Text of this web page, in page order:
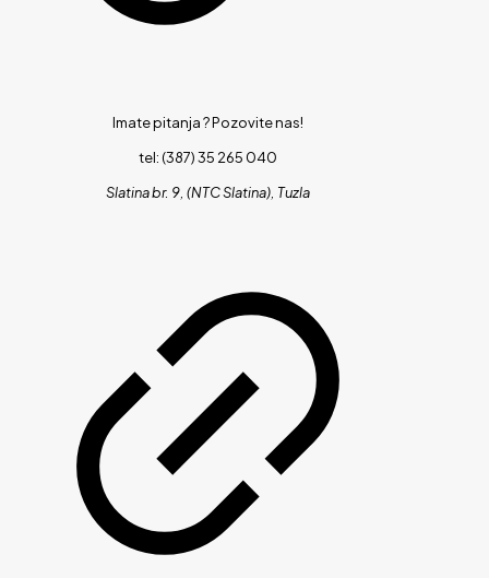
Imate pitanja ?Pozovite nas!
tel: (387) 35 265 040
Slatina br. 9, (NTC Slatina), Tuzla